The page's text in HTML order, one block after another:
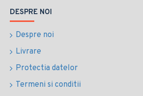
DESPRE NOI
Despre noi
Livrare
Protectia datelor
Termeni si conditii